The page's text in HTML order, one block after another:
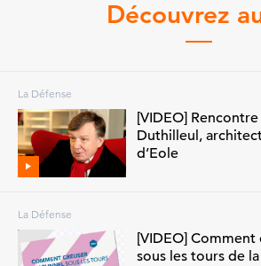
Découvrez
La Défense
[VIDEO]
Duthilleul,
d’Eole
La Défense
[VIDEO]
sous les tours de